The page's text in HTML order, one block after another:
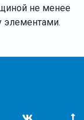
не менее